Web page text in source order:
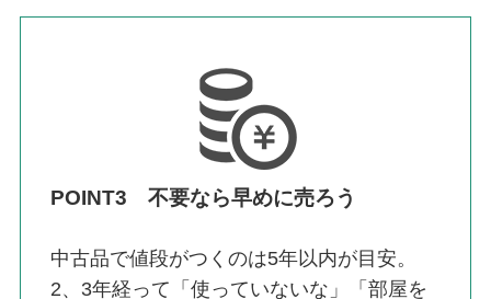
POINT3 不要なら早めに売ろう
中古品で値段がつくのは5年以内が目安。
2、3年経って「使っていないな」「部屋を